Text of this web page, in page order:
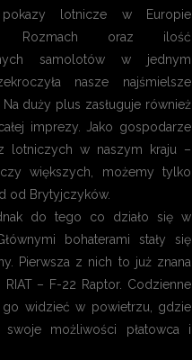
pokazy lotnicze w Europie
Rozmach oraz ilość
samolotów w jednym
nasze najśmielsze
Na duży plus zasługuje również
imprezy. Jako gospodarze
lotniczych w naszym kraju –
większych, możemy tylko
od Brytyjczyków.
do tego co działo się w
bohaterami stały się
Pierwsza z nich to już znana
– F-22 Raptor. Codzienne
go widzieć w powietrzu, gdzie
swoje możliwości płatowca i